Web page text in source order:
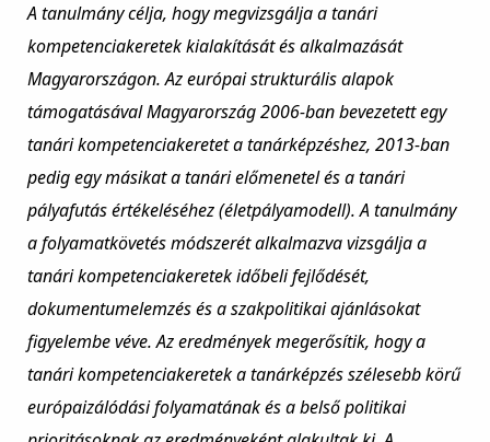
A tanulmány célja, hogy megvizsgálja a tanári
kompetenciakeretek kialakítását és alkalmazását
Magyarországon. Az európai strukturális alapok
támogatásával Magyarország 2006-ban bevezetett egy
tanári kompetenciakeretet a tanárképzéshez, 2013-ban
pedig egy másikat a tanári előmenetel és a tanári
pályafutás értékeléséhez (életpályamodell). A tanulmány
a folyamatkövetés módszerét alkalmazva vizsgálja a
tanári kompetenciakeretek időbeli fejlődését,
dokumentumelemzés és a szakpolitikai ajánlásokat
figyelembe véve. Az eredmények megerősítik, hogy a
tanári kompetenciakeretek a tanárképzés szélesebb körű
európaizálódási folyamatának és a belső politikai